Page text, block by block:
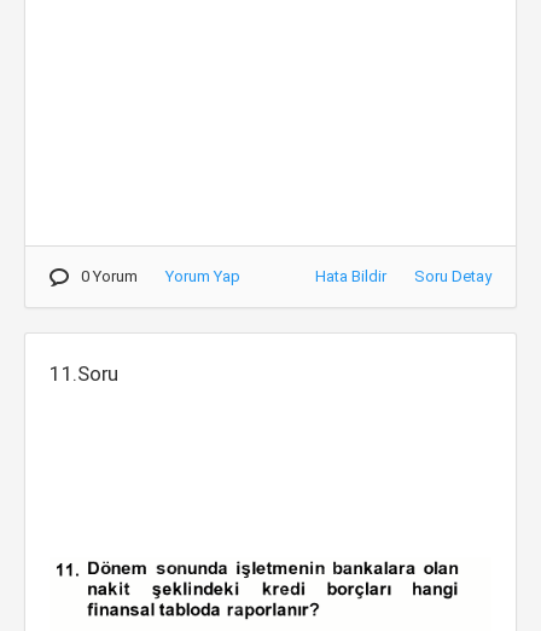
0 Yorum Yorum Yap Hata Bildir Soru Detay
11.Soru